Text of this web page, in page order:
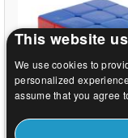
This website
We use cookies to
personalized
assume that you agree